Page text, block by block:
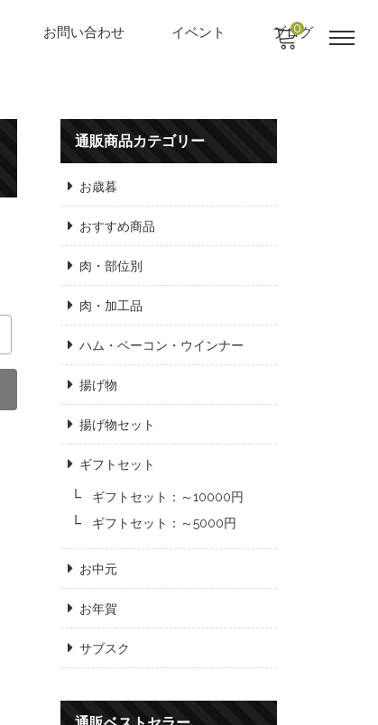
お問い合わせ イベント ブログ
0
通販商品カテゴリー
お歳暮
おすすめ商品
肉・部位別
肉・加工品
ハム・ベーコン・ウインナー
揚げ物
揚げ物セット
ギフトセット
ギフトセット：～10000円
ギフトセット：～5000円
お中元
お年賀
サブスク